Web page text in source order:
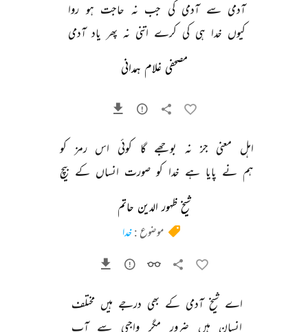
آدمی سے آدمی کی جب نہ حاجت ہو روا
کیوں خدا ہی کی کرے اتنی نہ پھر یاد آدمی
مصحفی غلام ہمدانی
اہل معنی جز نہ بوجھے گا کوئی اس رمز
کو
ہم نے پایا ہے خدا کو صورت انساں کے بیچ
شیخ ظہور الدین حاتم
موضوع :خدا
اے شیخ آدمی کے بھی درجے ہیں مختلف
انسان ہیں ضرور مگر واجبی سے آپ